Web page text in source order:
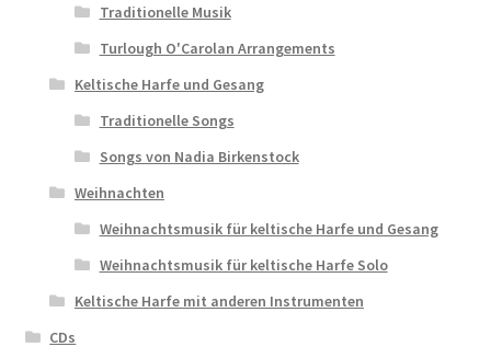
Traditionelle Musik
Turlough O'Carolan Arrangements
Keltische Harfe und Gesang
Traditionelle Songs
Songs von Nadia Birkenstock
Weihnachten
Weihnachtsmusik für keltische Harfe und Gesang
Weihnachtsmusik für keltische Harfe Solo
Keltische Harfe mit anderen Instrumenten
CDs